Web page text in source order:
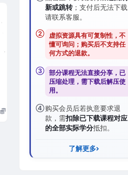
新或跳转；支付后无法下载
请联系客服。
②
虚拟资源具有可复制性，不
懂可询问；购买后不支持任
何方式的退款。
③ 部分课程无法直接分享，已
压缩处理，需下载后解压使
用。
④购买会员后若执意要求退
款，需扣除已下载课程对应
的全部实际学分抵扣。
了解更多